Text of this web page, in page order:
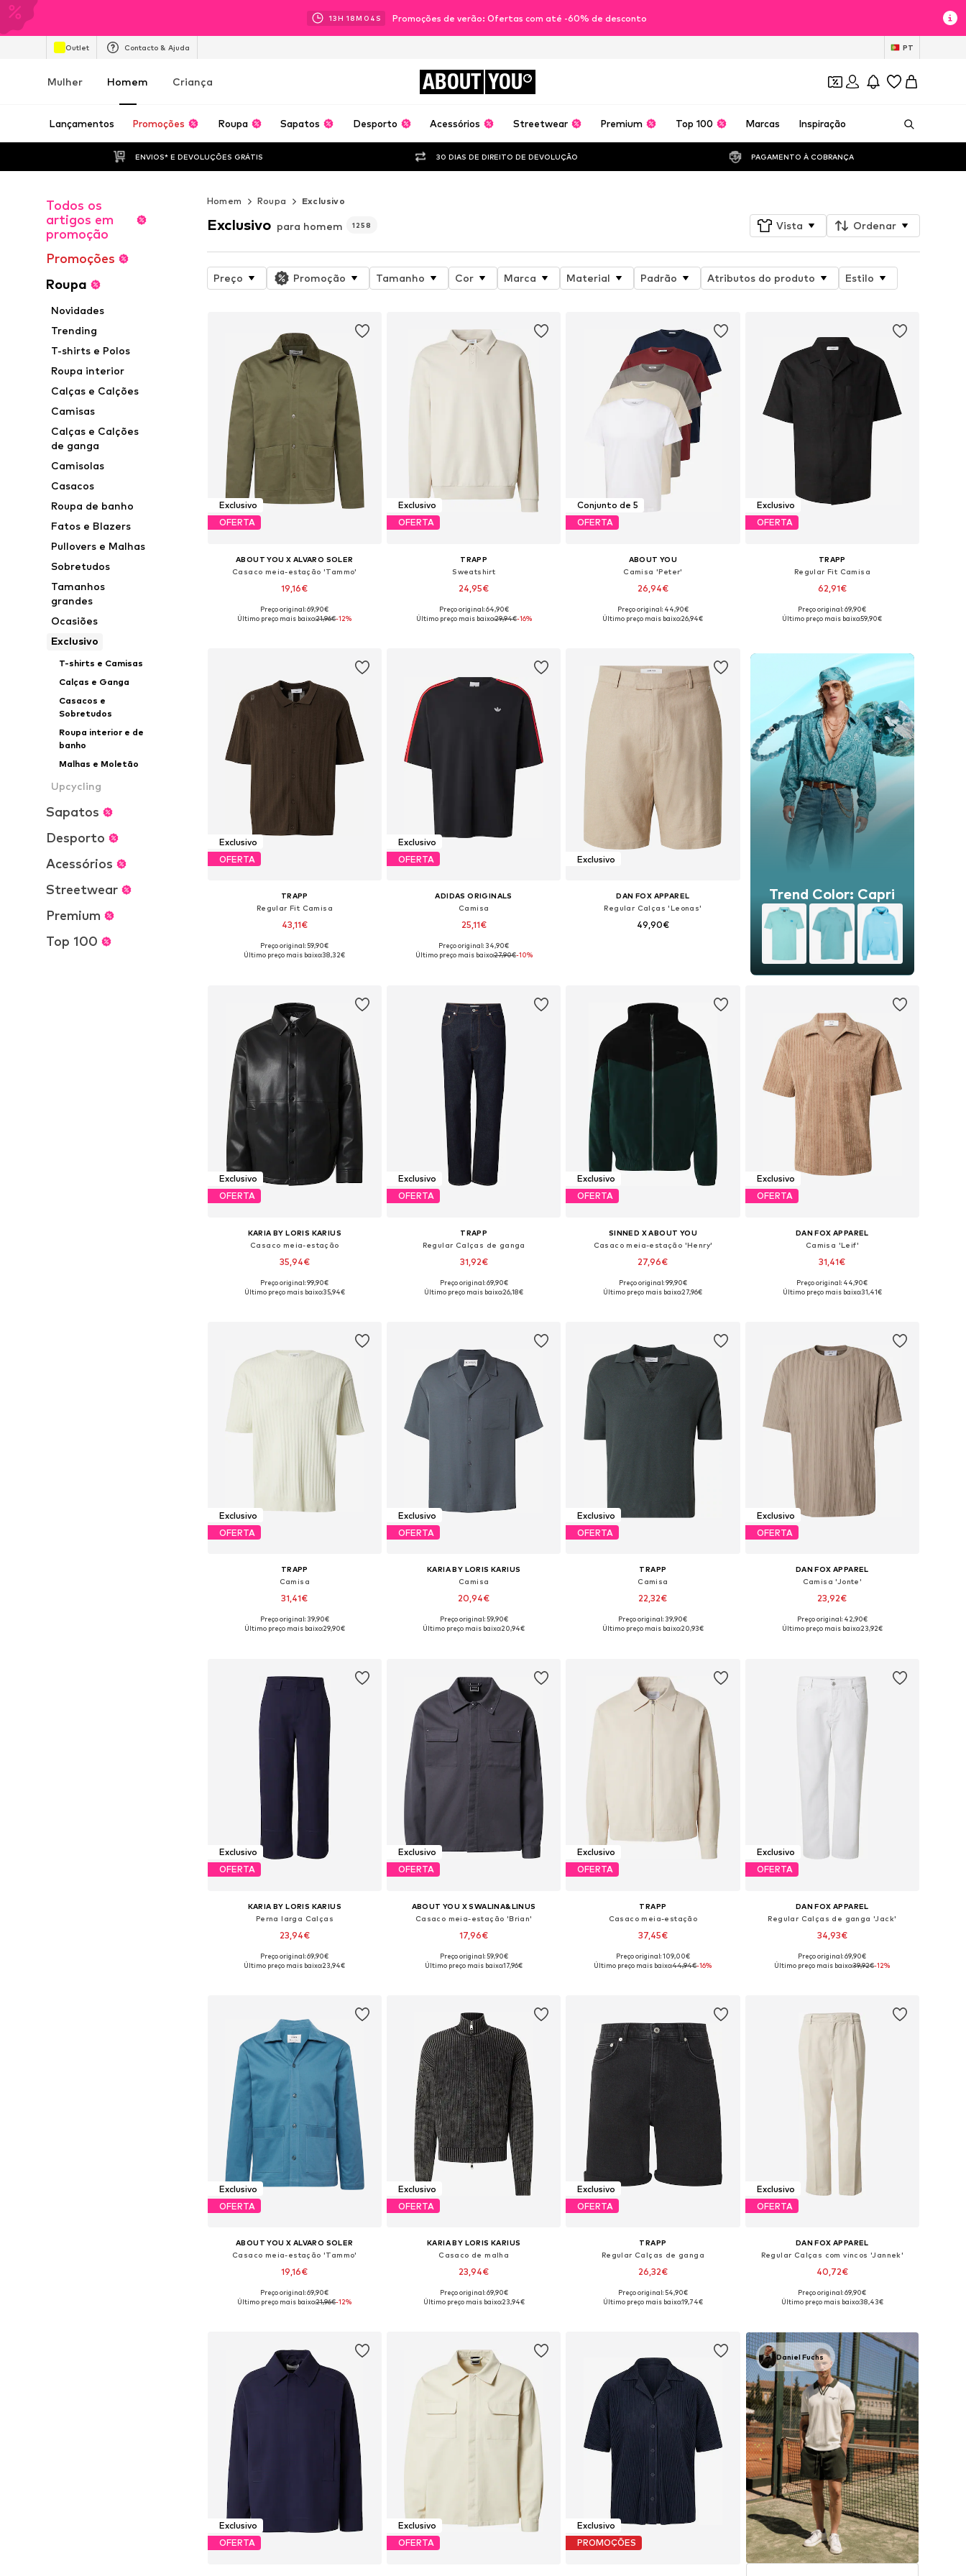
13H 18M 02 S Promoções de verão: Ofertas com até -60% de desconto
Outlet Contacto & Ajuda PT
Mulher Homem Criança ABOUT YOU
Lançamentos Promoções Roupa Sapatos Desporto Acessórios Streetwear Premium Top 100 Marcas Inspiração
ENVIOS* E DEVOLUÇÕES GRÁTIS 30 DIAS DE DIREITO DE DEVOLUÇÃO PAGAMENTO À COBRANÇA
Todos os
artigos em
promoção
Promoções
Roupa
Novidades
Trending
T-shirts e Polos
Roupa interior
Calças e Calções
Camisas
Calças e Calções
de ganga
Camisolas
Casacos
Roupa de banho
Fatos e Blazers
Pullovers e Malhas
Sobretudos
Tamanhos
grandes
Ocasiões
Exclusivo
T-shirts e Camisas
Calças e Ganga
Casacos e
Sobretudos
Roupa interior e de
banho
Malhas e Moletão
Upcycling
Sapatos
Desporto
Acessórios
Streetwear
Premium
Top 100
Homem Roupa Exclusivo
Exclusivo para homem 1258 Vista Ordenar
Preço Promoção Tamanho Cor Marca Material Padrão Atributos do produto Estilo
Exclusivo
OFERTA
ABOUT YOU X ALVARO SOLER
Casaco meia-estação 'Tammo'
19,16€
Tamanhos disponíveis: S, M, L, XL, XXL
Preço original: 69,90€
Último preço mais baixo:21,96€-12%
Exclusivo
OFERTA
TRAPP
Sweatshirt
24,95€
Tamanhos disponíveis: S, M, L, XL, XXL
Preço original: 64,90€
Último preço mais baixo:29,94€-16%
Conjunto de 5
OFERTA
ABOUT YOU
Camisa 'Peter'
26,94€
+9
Tamanhos disponíveis: S, M, L, XL, XXL
Preço original: 44,90€
Último preço mais baixo:26,94€
Exclusivo
OFERTA
TRAPP
Regular Fit Camisa
62,91€
Tamanhos disponíveis: S, M, L, XL, XXL
Preço original: 69,90€
Último preço mais baixo:59,90€
Exclusivo
OFERTA
TRAPP
Regular Fit Camisa
43,11€
Tamanhos disponíveis: S, M, L, XL, XXL
Preço original: 59,90€
Último preço mais baixo:38,32€
Exclusivo
OFERTA
ADIDAS ORIGINALS
Camisa
25,11€
Tamanhos disponíveis: XS, S, M, L, XL
Preço original: 34,90€
Último preço mais baixo:27,90€-10%
Exclusivo
DAN FOX APPAREL
Regular Calças 'Leonas'
49,90€
Trend Color: Capri
Exclusivo
OFERTA
KARIA BY LORIS KARIUS
Casaco meia-estação
35,94€
Tamanhos disponíveis: S, M, L, XL, XXL
Preço original: 99,90€
Último preço mais baixo:35,94€
Exclusivo
OFERTA
TRAPP
Regular Calças de ganga
31,92€
Tamanhos disponíveis: 30, 31, 32, 33, 34, 36
Preço original: 69,90€
Último preço mais baixo:26,18€
Exclusivo
OFERTA
SINNED X ABOUT YOU
Casaco meia-estação 'Henry'
27,96€
Tamanhos disponíveis: S, M, L, XL, XXL
Preço original: 99,90€
Último preço mais baixo:27,96€
Exclusivo
OFERTA
DAN FOX APPAREL
Camisa 'Leif'
31,41€
Tamanhos disponíveis: S, M, L, XL, XXL
Preço original: 44,90€
Último preço mais baixo:31,41€
Exclusivo
OFERTA
TRAPP
Camisa
31,41€
Tamanhos disponíveis: S, M, L, XL, XXL
Preço original: 39,90€
Último preço mais baixo:29,90€
Exclusivo
OFERTA
KARIA BY LORIS KARIUS
Camisa
20,94€
Tamanhos disponíveis: S, M, L, XL, XXL
Preço original: 59,90€
Último preço mais baixo:20,94€
Exclusivo
OFERTA
TRAPP
Camisa
22,32€
Tamanhos disponíveis: S, M, L, XL
Preço original: 39,90€
Último preço mais baixo:20,93€
Exclusivo
OFERTA
DAN FOX APPAREL
Camisa 'Jonte'
23,92€
Tamanhos disponíveis: S, M, L, XL
Preço original: 42,90€
Último preço mais baixo:23,92€
Exclusivo
OFERTA
KARIA BY LORIS KARIUS
Perna larga Calças
23,94€
Disponível em vários tamanhos
Preço original: 69,90€
Último preço mais baixo:23,94€
Exclusivo
OFERTA
ABOUT YOU X SWALINA&LINUS
Casaco meia-estação 'Brian'
17,96€
Tamanhos disponíveis: M, L, XL
Preço original: 59,90€
Último preço mais baixo:17,96€
Exclusivo
OFERTA
TRAPP
Casaco meia-estação
37,45€
Tamanhos disponíveis: S, M, L, XL, XXL
Preço original: 109,00€
Último preço mais baixo:44,94€-16%
Exclusivo
OFERTA
DAN FOX APPAREL
Regular Calças de ganga 'Jack'
34,93€
Tamanhos disponíveis: 31, 32, 33, 34, 36
Preço original: 69,90€
Último preço mais baixo:39,92€-12%
Exclusivo
OFERTA
ABOUT YOU X ALVARO SOLER
Casaco meia-estação 'Tammo'
19,16€
Tamanhos disponíveis: S, M, L, XL, XXL
Preço original: 69,90€
Último preço mais baixo:21,96€-12%
Exclusivo
OFERTA
KARIA BY LORIS KARIUS
Casaco de malha
23,94€
Tamanhos disponíveis: S, M, L, XL, XXL
Preço original: 69,90€
Último preço mais baixo:23,94€
Exclusivo
OFERTA
TRAPP
Regular Calças de ganga
26,32€
Disponível em vários tamanhos
Preço original: 54,90€
Último preço mais baixo:19,74€
Exclusivo
OFERTA
DAN FOX APPAREL
Regular Calças com vincos 'Jannek'
40,72€
Disponível em vários tamanhos
Preço original: 69,90€
Último preço mais baixo:38,43€
Exclusivo
OFERTA
Exclusivo
OFERTA
Exclusivo
PROMOÇÕES
Daniel Fuchs